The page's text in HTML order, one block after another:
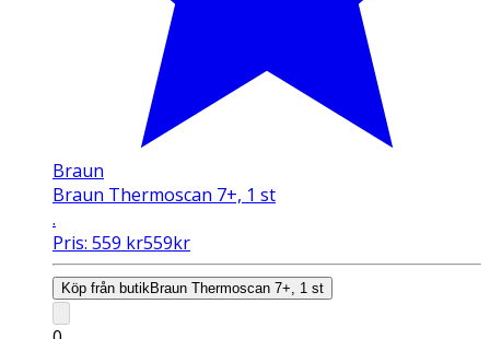
Braun
Braun Thermoscan 7+, 1 st
.
Pris: 559 kr559kr
Köp från butikBraun Thermoscan 7+, 1 st